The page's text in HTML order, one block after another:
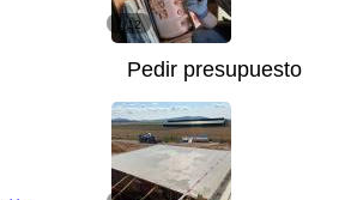
1/12
Pedir presupuesto